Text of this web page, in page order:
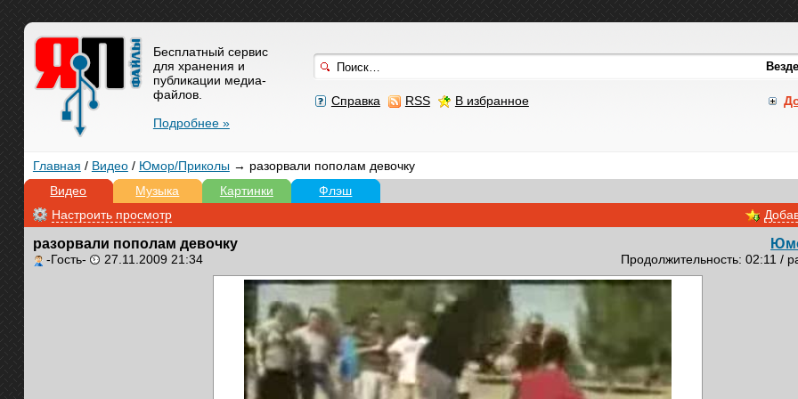
Справка RSS В избранное
Бесплатный сервис
для хранения и
публикации медиа-
файлов.
Подробнее »
Главная / Видео/ Юмор/Приколы→ разорвали пополам девочку
Видео
Музыка Картинки Флэш
Настроить просмотр
разорвали пополам девочку
-Гость- 27.11.2009 21:34 Продолжительность: 02:11 /